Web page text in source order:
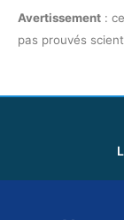
Avertissement :
pas prouvés